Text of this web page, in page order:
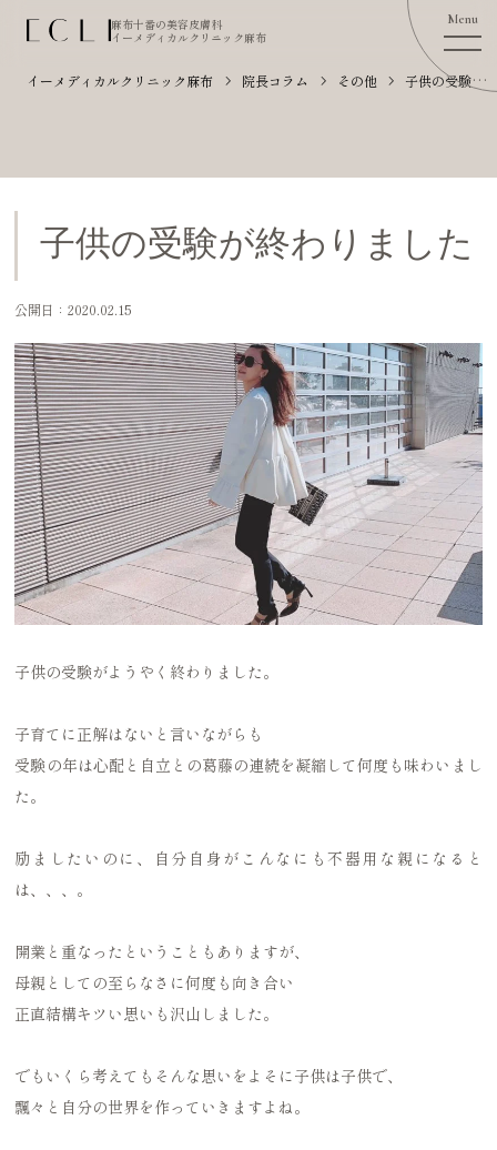
麻布十番の美容皮膚科
イーメディカルクリニック麻布
イーメディカルクリニック麻布 院長コラム その他 子供の受験が終わりました
子供の受験が終わりました
公開日：2020.02.15
子供の受験がようやく終わりました。
子育てに正解はないと言いながらも
受験の年は心配と自立との葛藤の連続を凝縮して何度も味わいまし
た。
励ましたいのに、自分自身がこんなにも不器用な親になると
は、、、。
開業と重なったということもありますが、
母親としての至らなさに何度も向き合い
正直結構キツい思いも沢山しました。
でもいくら考えてもそんな思いをよそに子供は子供で、
飄々と自分の世界を作っていきますよね。